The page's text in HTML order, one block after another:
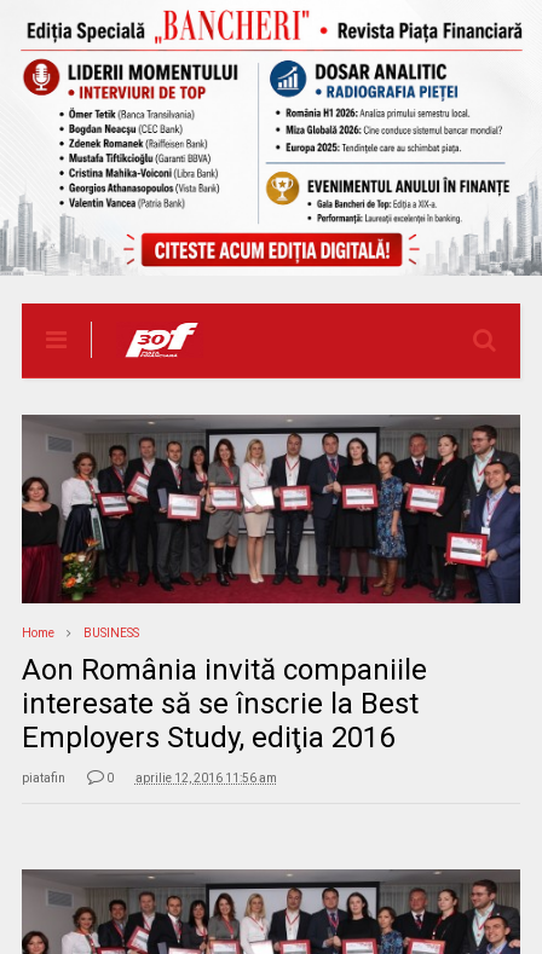
Home BUSINESS
Aon România invită companiile
interesate să se înscrie la Best
Employers Study, ediţia 2016
piatafin 0 aprilie 12, 2016 11:56 am